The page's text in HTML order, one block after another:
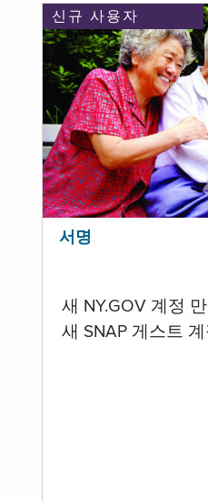
신규 사용자
서명
새 NY.GOV 계정 만
새 SNAP 게스트 계